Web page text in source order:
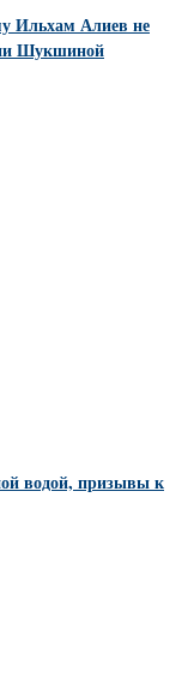
Ильхам Алиев не
Шукшиной
водой, призывы к